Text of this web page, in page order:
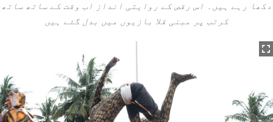
دکھا رہے ہیں۔ اس رقص کے روایتی انداز اب وقت کے ساتھ ساتھ
کرتب پر مبنی قلا بازیوں میں بدل گئے ہیں